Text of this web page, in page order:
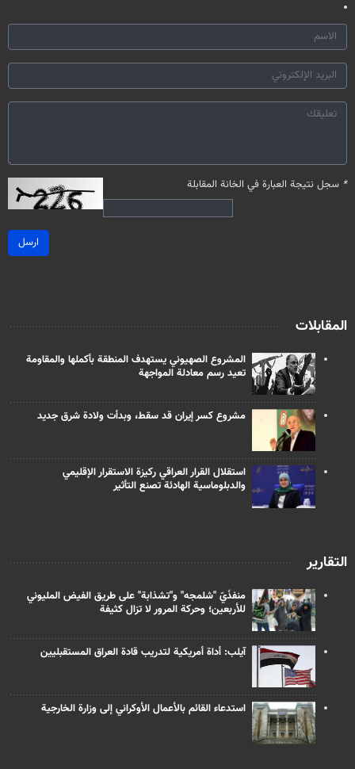
* سجل نتيجة العبارة في الخانة المقابلة
ارسل
المقابلات
المشروع الصهيوني يستهدف المنطقة بأكملها والمقاومة
تعيد رسم معادلة المواجهة
مشروع كسر إيران قد سقط، وبدأت ولادة شرق جديد
استقلال القرار العراقي ركيزة الاستقرار الإقليمي
والدبلوماسية الهادئة تصنع التأثير
التقارير
منفذَيّ "شلمجه" و"تشذابة" على طريق الفيض المليوني
للأربعين؛ وحركة المرور لا تزال كثيفة
آيلب: أداة أمريكية لتدريب قادة العراق المستقبليين
استدعاء القائم بالأعمال الأوكراني إلى وزارة الخارجية